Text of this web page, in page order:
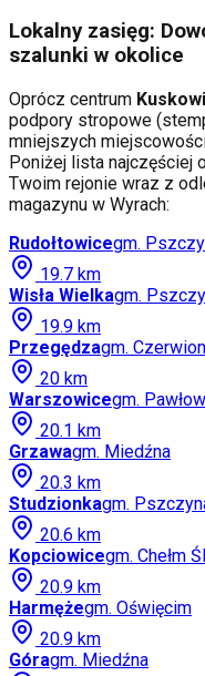
Lokalny zasięg:
szalunki w okolice
Oprócz centrum
podpory stropowe
mniejszych
Poniżej lista najczęściej
Twoim rejonie wraz z
magazynu w Wyrach:
Rudołtowicegm.
19.7 km
Wisła Wielkagm.
19.9 km
Przegędzagm.
20 km
Warszowicegm.
20.1 km
Grzawagm. Miedźna
20.3 km
Studzionkagm.
20.6 km
Kopciowicegm. Chełm
20.9 km
Harmężegm. Oświęcim
20.9 km
Góragm. Miedźna